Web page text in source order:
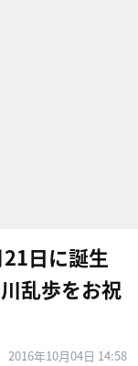
21日に誕生
乱歩をお祝
2016年10月04日 14:58